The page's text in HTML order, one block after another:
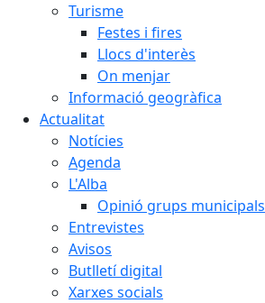
Turisme
Festes i fires
Llocs d'interès
On menjar
Informació geogràfica
Actualitat
Notícies
Agenda
L'Alba
Opinió grups municipals
Entrevistes
Avisos
Butlletí digital
Xarxes socials